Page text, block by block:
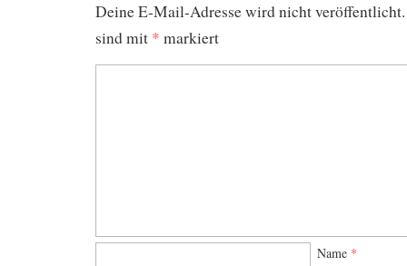
Deine E-Mail-Adresse wird nicht veröffentlicht.
sind mit * markiert
Name *